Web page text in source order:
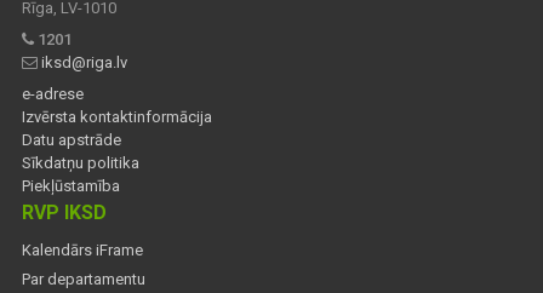
Rīga, LV-1010
1201
iksd@riga.lv
e-adrese
Izvērsta kontaktinformācija
Datu apstrāde
Sīkdatņu politika
Piekļūstamība
RVP IKSD
Kalendārs iFrame
Par departamentu